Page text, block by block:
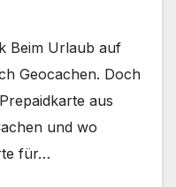
Beim Urlaub auf
Geocachen. Doch
aus
und wo
für…